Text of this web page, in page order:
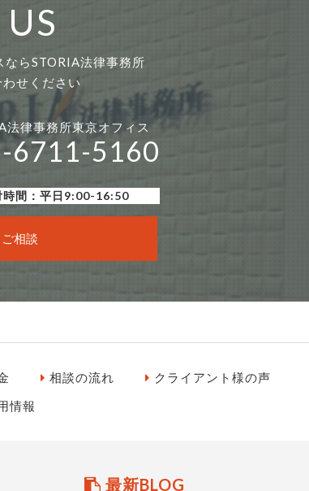
らSTORIA法律事務所
せください
法律事務所東京オフィス
6711-5160
時間：平日9:00-16:50
相談
相談の流れ
クライアント様の声
情報
最新BLOG